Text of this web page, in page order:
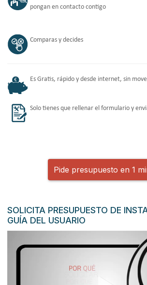
pongan en contacto contigo
Comparas y decides
Es Gratis, rápido y desde internet, sin
Solo tienes que rellenar el formulario y
Pide presupuesto en 1
SOLICITA PRESUPUESTO DE
GUÍA DEL USUARIO